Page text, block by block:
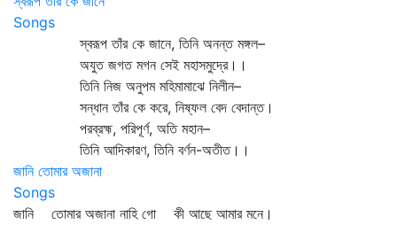
Songs
স্বরূপ তাঁর কে জানে, তিনি অনন্ত মঙ্গল–
অযুত জগত মগন সেই মহাসমুদ্রে।।
তিনি নিজ অনুপম মহিমামাঝে নিলীন–
সন্ধান তাঁর কে করে, নিষ্ফল বেদ বেদান্ত।
পরব্রহ্ম, পরিপূর্ণ, অতি মহান–
তিনি আদিকারণ, তিনি বর্ণন-অতীত।।
জানি তোমার অজানা
Songs
জানি তোমার অজানা নাহি গো কী আছে আমার মনে।